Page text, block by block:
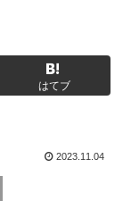
はてブ
2023.11.04